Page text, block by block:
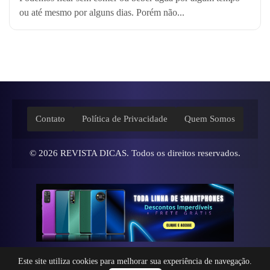
ou até mesmo por alguns dias. Porém não...
Contato Política de Privacidade Quem Somos
© 2026 REVISTA DICAS. Todos os direitos reservados.
Este site utiliza cookies para melhorar sua experiência de navegação.